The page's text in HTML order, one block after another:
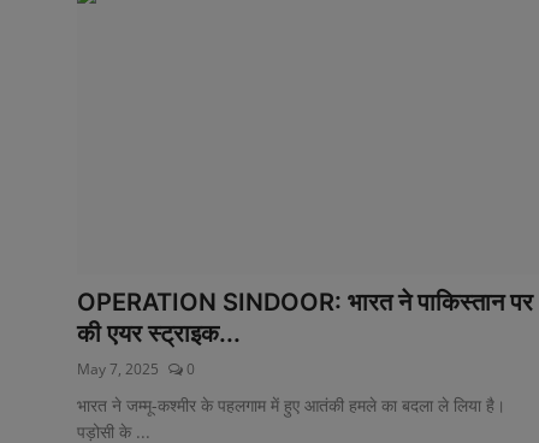
Terms of Service
Privacy Policy
Cookies Policy
OPERATION SINDOOR: भारत ने पाकिस्तान पर
की एयर स्ट्राइक...
May 7, 2025 0
भारत ने जम्मू-कश्मीर के पहलगाम में हुए आतंकी हमले का बदला ले लिया है।
पड़ोसी के ...